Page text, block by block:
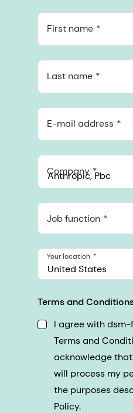
First name
Last name
E-mail address
Company
548 Market St Pmb
Job function
United States
Your location
Terms and
I agree with
Terms and
acknowledge
will process my
the purposes
Policy.